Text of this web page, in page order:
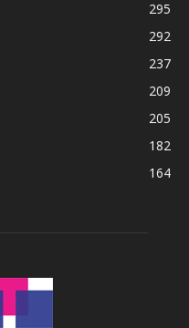
295
292
237
209
205
182
164